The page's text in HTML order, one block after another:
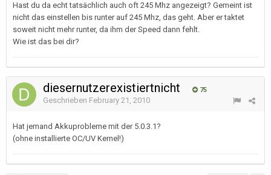
Hast du da echt tatsächlich auch oft 245 Mhz angezeigt? Gemeint ist
nicht das einstellen bis runter auf 245 Mhz, das geht. Aber er taktet
soweit nicht mehr runter, da ihm der Speed dann fehlt.
Wie ist das bei dir?
diesernutzerexistiertnicht 75
Geschrieben February 21, 2010
Hat jemand Akkuprobleme mit der 5.0.3.1?
(ohne installierte OC/UV Kernel!)